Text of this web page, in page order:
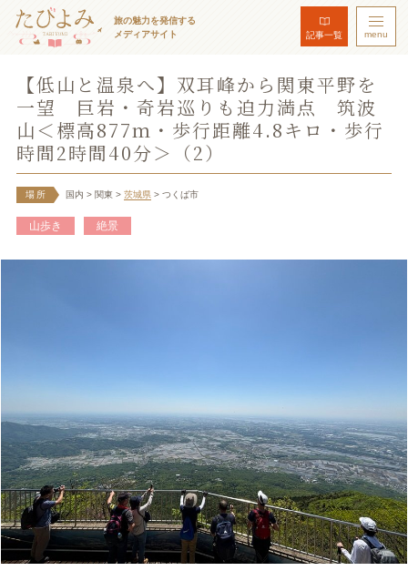
旅の魅力を発信する
メディアサイト
記事一覧 menu
【低山と温泉へ】双耳峰から関東平野を
一望 巨岩・奇岩巡りも迫力満点 筑波
山＜標高877ｍ・歩行距離4.8キロ・歩行
時間2時間40分＞（2）
場所 国内 > 関東 > 茨城県 > つくば市
山歩き 絶景